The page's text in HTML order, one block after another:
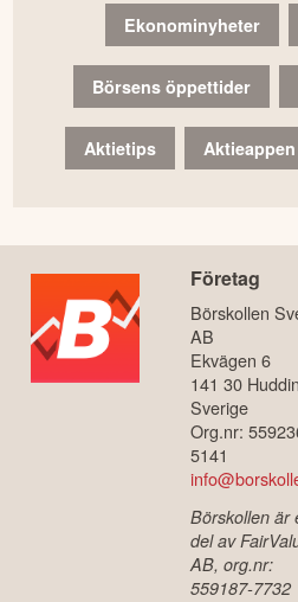
Ekonominyheter
Börsens öppettider
Aktietips
Företag
Börskollen
AB
Ekvägen 6
141 30
Sverige
Org.nr:
5141
Börskollen är
del av
AB, org.nr:
559187-7732